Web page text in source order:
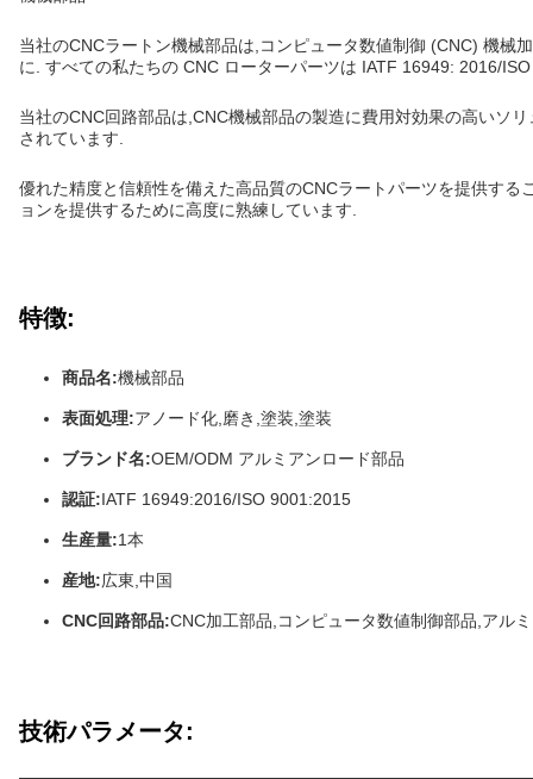
当社のCNCラートン機械部品は,コンピュータ数値制御 (CNC) 機械
に. すべての私たちの CNC ローターパーツは IATF 16949: 2016/
当社のCNC回路部品は,CNC機械部品の製造に費用対効果の高いソ
されています.
優れた精度と信頼性を備えた高品質のCNCラートパーツを提供す
ョンを提供するために高度に熟練しています.
特徴:
商品名:機械部品
表面処理:アノード化,磨き,塗装,塗装
ブランド名:OEM/ODM アルミアンロード部品
認証:IATF 16949:2016/ISO 9001:2015
生産量:1本
産地:広東,中国
CNC回路部品:CNC加工部品,コンピュータ数値制御部品,アル
技術パラメータ: